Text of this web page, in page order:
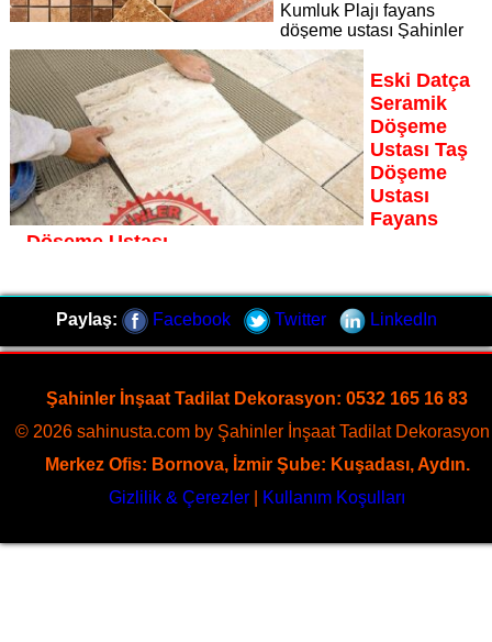
Kumluk Plajı fayans
döşeme ustası Şahinler
İnşaat Dekorasyon, zeminlerinizi sanat eseri gibi işleyen
uzman kadrosuyla Kumluk Plajı bölgesine özel hizmet
sunuyor
Sayfaya Git
Eski Datça
Seramik
Döşeme
Ustası Taş
Döşeme
Ustası
Fayans
Döşeme Ustası
Dekorasyon, zeminlerinizi sanat eseri gibi işleyen uzman
kadrosuyla Eski Datça bölgesine özel hizmet sunuyor
Sayfaya Git
Paylaş: Facebook Twitter LinkedIn
Şahinler İnşaat Tadilat Dekorasyon: 0532 165 16 83
© 2026 sahinusta.com by Şahinler İnşaat Tadilat
Merkez Ofis: Bornova, İzmir Şube: Kuşadası, Aydın.
Gizlilik & Çerezler
Kullanım Koşulları